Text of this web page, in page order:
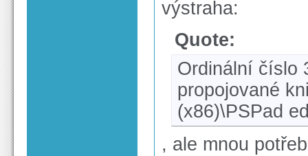
výstraha:
Quote:
Ordinální číslo
propojované
(x86)\PSPad
, ale mnou